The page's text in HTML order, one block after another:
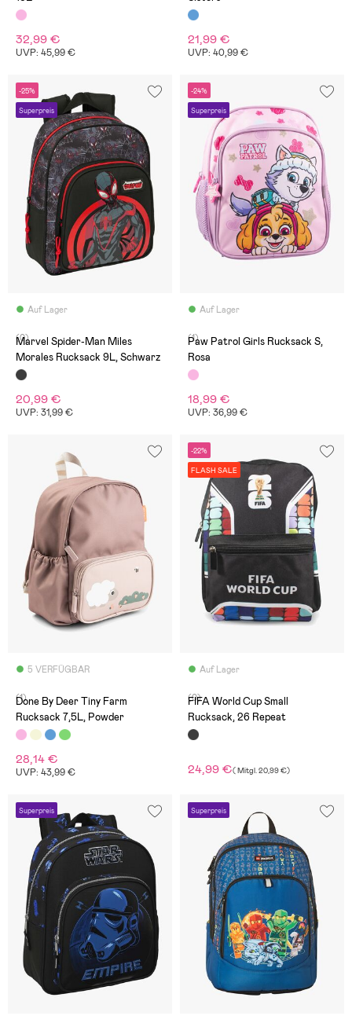
32,99 €
UVP: 45,99 €
21,99 €
UVP: 40,99 €
-25%
Superpreis
Auf Lager
(0)
Marvel Spider-Man Miles
Morales Rucksack 9L, Schwarz
20,99 €
UVP: 31,99 €
-24%
Superpreis
Auf Lager
(1)
Paw Patrol Girls Rucksack S,
Rosa
18,99 €
UVP: 36,99 €
5 VERFÜGBAR
(1)
Done By Deer Tiny Farm
Rucksack 7,5L, Powder
28,14 €
UVP: 43,99 €
-22%
FLASH SALE
Auf Lager
(0)
FIFA World Cup Small
Rucksack, 26 Repeat
24,99 €(Mitgl.20,99 €)
Superpreis Superpreis